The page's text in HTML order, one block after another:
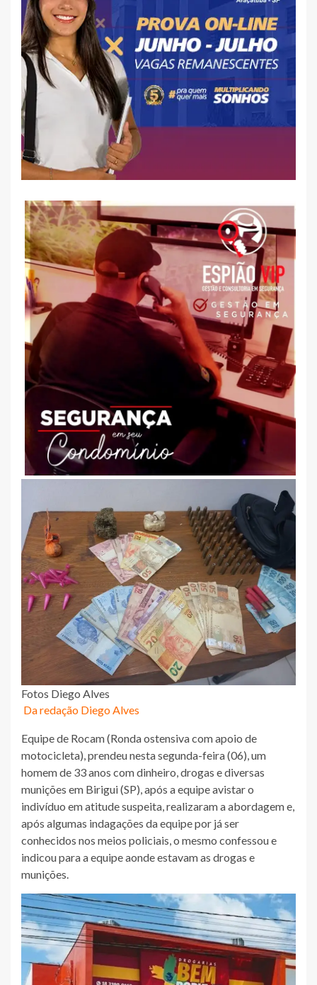
Fotos Diego Alves
Da redação Diego Alves
Equipe de Rocam (Ronda ostensiva com apoio de
motocicleta), prendeu nesta segunda-feira (06), um
homem de 33 anos com dinheiro, drogas e diversas
munições em Birigui (SP), após a equipe avistar o
indivíduo em atitude suspeita, realizaram a abordagem e,
após algumas indagações da equipe por já ser
conhecidos nos meios policiais, o mesmo confessou e
indicou para a equipe aonde estavam as drogas e
munições.